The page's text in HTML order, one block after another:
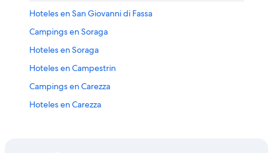
Hoteles en San Giovanni di Fassa
Campings en Soraga
Hoteles en Soraga
Hoteles en Campestrin
Campings en Carezza
Hoteles en Carezza